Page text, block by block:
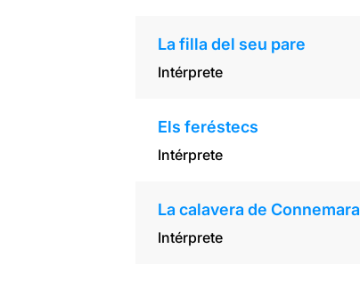
La filla del seu pare
Intérprete
Els feréstecs
Intérprete
La calavera de Connemara
Intérprete